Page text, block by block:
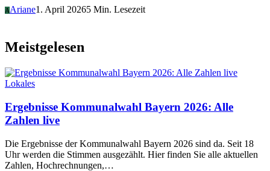
AAriane1. April 20265 Min. Lesezeit
Meistgelesen
Lokales
Ergebnisse Kommunalwahl Bayern 2026: Alle
Zahlen live
Die Ergebnisse der Kommunalwahl Bayern 2026 sind da. Seit 18
Uhr werden die Stimmen ausgezählt. Hier finden Sie alle aktuellen
Zahlen, Hochrechnungen,…